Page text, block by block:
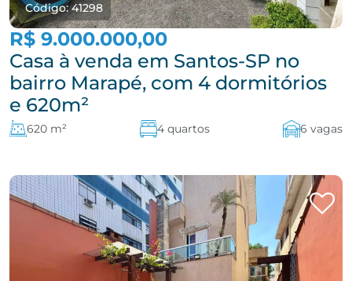
Código: 41298
R$ 9.000.000,00
Casa à venda em Santos-SP no
bairro Marapé, com 4 dormitórios
e 620m²
620 m² 4 quartos 6 vagas